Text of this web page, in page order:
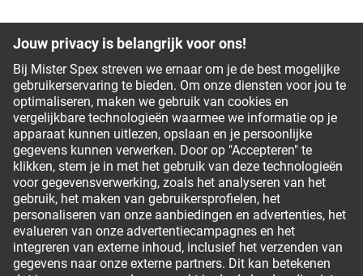
Ons team van opticiens staat graag voor je klaar
Veelgestelde vragen
Service Chat
0800 380 0677
Betalingsmethodes